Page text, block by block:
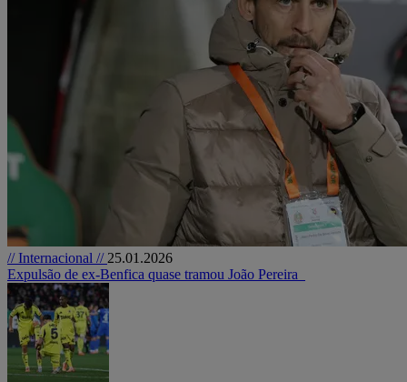
// Internacional // 25.01.2026
Expulsão de ex-Benfica quase tramou João Pereira